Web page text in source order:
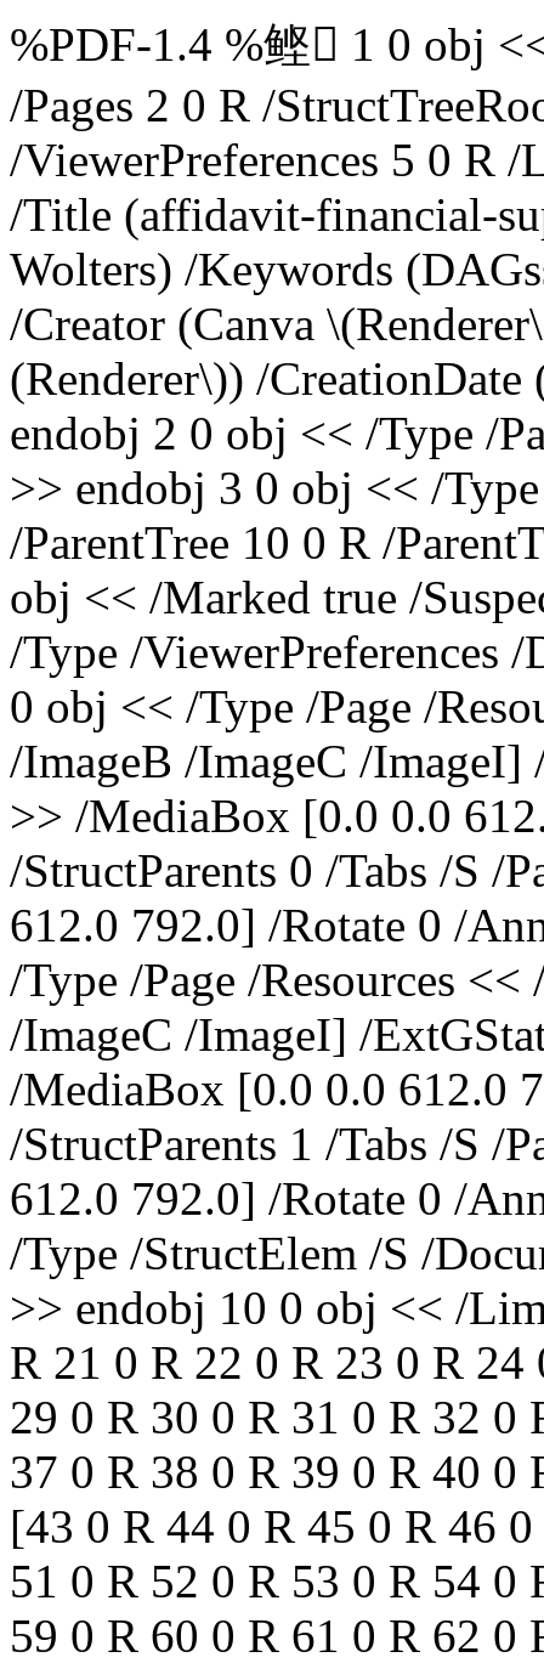
%PDF-1.4 %鲣 1 0 obj
/Pages 2 0 R /
/ViewerPreferences 5 0 R
/Title (affidavit-financial-
Wolters) /Keywords
/Creator (Canva
(Renderer\)) /
endobj 2 0 obj << /Type /
>> endobj 3 0 obj << /
/ParentTree 10 0 R /
obj << /Marked true /
/Type /ViewerPreferences
0 obj << /Type /Page /
/ImageB /ImageC /ImageI]
>> /MediaBox [0.0 0.0
/StructParents 0 /Tabs /S /
612.0 792.0] /Rotate 0 /
/Type /Page /Resources
/ImageC /ImageI] /
/MediaBox [0.0 0.0 612.0
/StructParents 1 /Tabs /S /
612.0 792.0] /Rotate 0 /
/Type /StructElem /S /
>> endobj 10 0 obj << /
R 21 0 R 22 0 R 23 0 R
29 0 R 30 0 R 31 0 R 32 0
37 0 R 38 0 R 39 0 R 40 0
[43 0 R 44 0 R 45 0 R 46
51 0 R 52 0 R 53 0 R 54 0
59 0 R 60 0 R 61 0 R 62 0